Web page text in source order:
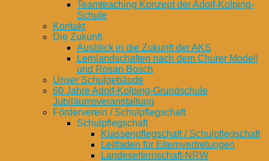
Teamteaching Konzept der Adolf-Kolping-
Schule
Kontakt
Die Zukunft
Ausblick in die Zukunft der AKS
Lernlandschaften nach dem Churer Modell
und Rosan Bosch
Unser Schulgebäude
60 Jahre Adolf-Kolping-Grundschule
Jubiläumsveranstaltung
Förderverein / Schulpflegschaft
Schulpflegschaft
Klassenpflegschaft / Schulpflegschaft
Leitfaden für Elternvertretungen
Landeselternschaft-NRW